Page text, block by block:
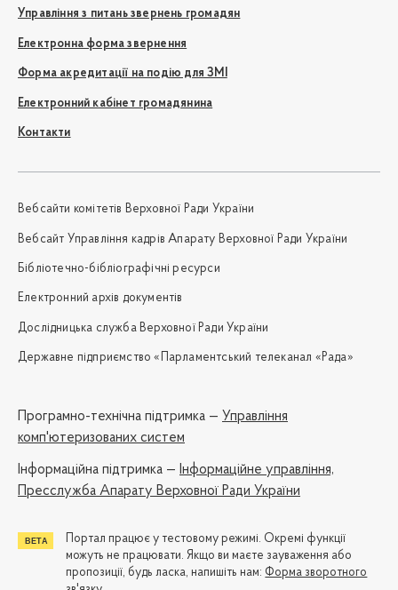
Управління з питань звернень громадян
Електронна форма звернення
Форма акредитації на подію для ЗМІ
Електронний кабінет громадянина
Контакти
Вебсайти комітетів Верховної Ради України
Вебсайт Управління кадрів Апарату Верховної Ради України
Бібліотечно-бібліографічні ресурси
Електронний архів документів
Дослідницька служба Верховної Ради України
Державне підприємство «Парламентський телеканал «Рада»
Програмно-технічна підтримка — Управління
комп'ютеризованих систем
Iнформаційна підтримка — Інформаційне управління,
Пресслужба Апарату Верховної Ради України
Портал працює у тестовому режимі. Окремі функції
можуть не працювати. Якщо ви маєте зауваження або
пропозиції, будь ласка, напишіть нам: Форма зворотного